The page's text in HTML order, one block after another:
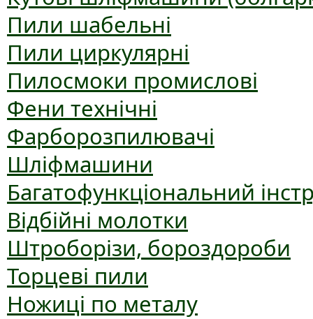
Пили шабельні
Пили циркулярні
Пилосмоки промислові
Фени технічні
Фарборозпилювачі
Шліфмашини
Багатофункціональний
Відбійні молотки
Штроборізи, бороздороби
Торцеві пили
Ножиці по металу